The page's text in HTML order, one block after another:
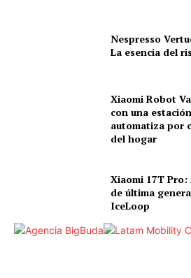
Nespresso
La esencia del
Xiaomi Robot
con una
automatiza por
del hogar
Xiaomi 17T
de última
IceLoop